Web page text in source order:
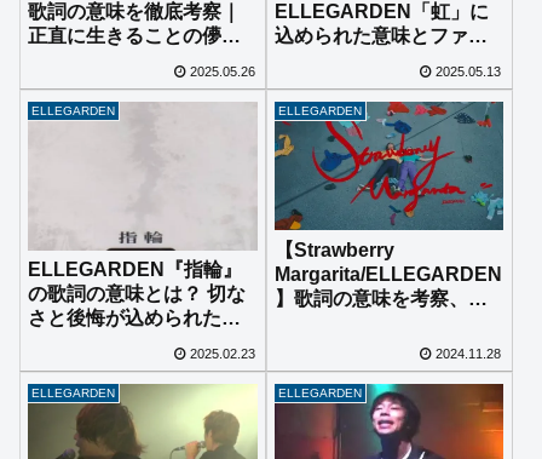
歌詞の意味を徹底考察｜
正直に生きることの儚さ
2025.05.26
ELLEGARDEN「虹」に
込められた意味とファン
2025.05.13
ELLEGARDEN
ELLEGARDEN『指輪』
の歌詞の意味とは？ 切な
さと後悔が込められた名
2025.02.23
ELLEGARDEN
【Strawberry
Margarita/ELLEGARDEN
】歌詞の意味を考察、解
2024.11.28
ELLEGARDEN ELLEGARDEN